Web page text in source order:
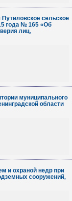
сельское
года № 165 «Об
лиц,
муниципального
области
и охраной недр при
сооружений,